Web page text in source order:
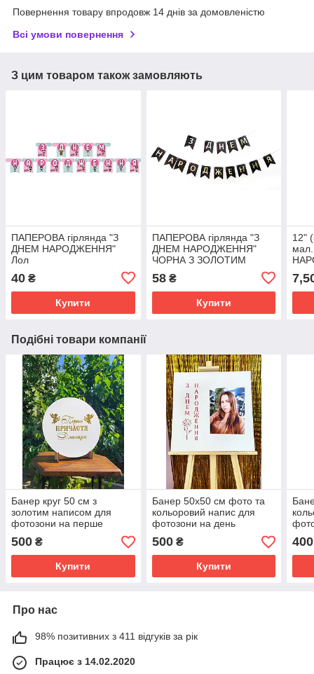
Повернення товару впродовж 14 днів за домовленістю
Всі умови повернення
З цим товаром також замовляють
ПАПЕРОВА гірлянда "З
ДНЕМ НАРОДЖЕННЯ"
Лол
40 ₴
Купити
ПАПЕРОВА гірлянда "З
ДНЕМ НАРОДЖЕННЯ"
ЧОРНА З ЗОЛОТИМ
58₴
Купити
12"
Подібні товари компанії
Банер круг 50 см з
золотим написом для
фотозони на перше
причастя
500 ₴
Купити
Банер 50х50 см фото та
кольоровий напис для
фотозони на день
народження
500₴
Купити
400
Про нас
98% позитивних з 411 відгуків за рік
Працює з 14.02.2020